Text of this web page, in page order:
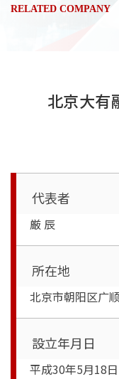
RELATED COMPANY
北京大有
代表者
厳 辰
所在地
北京市朝阳区广
設立年月日
平成30年5月18日